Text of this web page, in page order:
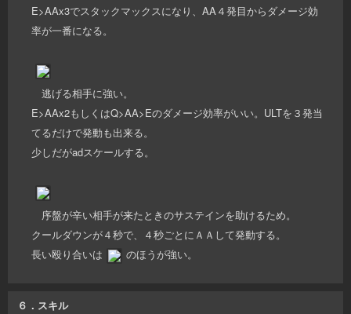
E>AAx3でスタックマックスになり、AA４発目からダメージ効
率が一番になる。
逃げる相手に強い。
E>AAx2もしくはQ>AA>Eのダメージ効率がいい。ULTを３発当
てるだけで発動も出来る。
少しだがadスケールする。
序盤が辛い相手が来たときのサステインを助けるため。
クールダウンが４秒で、４秒ごとにＡＡして発動する。
長い殴り合いは
のほうが強い。
６．スキル